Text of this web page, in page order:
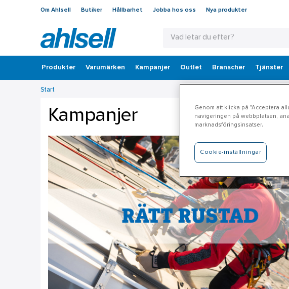
Om Ahlsell Butiker Hållbarhet Jobba hos oss Nya produkter
Produkter Varumärken Kampanjer Outlet Branscher Tjänster
Start
Kampanjer
Genom att klicka på "Acceptera
navigeringen på webbplatsen,
marknadsföringsinsatser.
Cookie-inställningar